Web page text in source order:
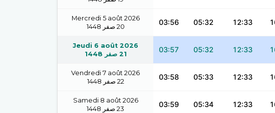
Mercredi 5 août 2026
1448 صفر 20
03:56 05:32 12:33
Jeudi 6 août 2026
1448 صفر 21
03:57 05:32 12:33
Vendredi 7 août 2026
1448 صفر 22
03:58 05:33 12:33
Samedi 8 août 2026
1448 صفر 23
03:59 05:34 12:33